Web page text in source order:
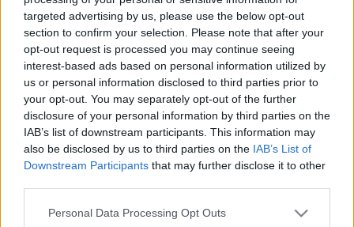
targeted advertising by us, please use the below opt-out
section to confirm your selection. Please note that after your
opt-out request is processed you may continue seeing
interest-based ads based on personal information utilized by
us or personal information disclosed to third parties prior to
your opt-out. You may separately opt-out of the further
disclosure of your personal information by third parties on the
IAB’s list of downstream participants. This information may
also be disclosed by us to third parties on the IAB’s List of
Downstream Participants that may further disclose it to other
Please note that this website/app uses one or more Google
Personal Data Processing Opt Outs
EL, HOGY MIÉRT MARADJ OTTHON
2020. Április. 02. 08:48
Ezzel a kis dallal köszönik neked, hogy vírusgyilkos lesz az új
neved!
TUDTAD, HOGY SZOMBATHELYEN VAN CÁPA?!
2020. Április. 02. 08:48
Áldozatra várva.
NEM MŰKÖDIK A FÉNYSOROMPÓ A
SZOMBATHELY-SZŐLŐS VASÚTI ÁTJÁRÓBAN
ÁLMAID NETOVÁBBJA: KI NEM FOGYÓ SÖRCSAP